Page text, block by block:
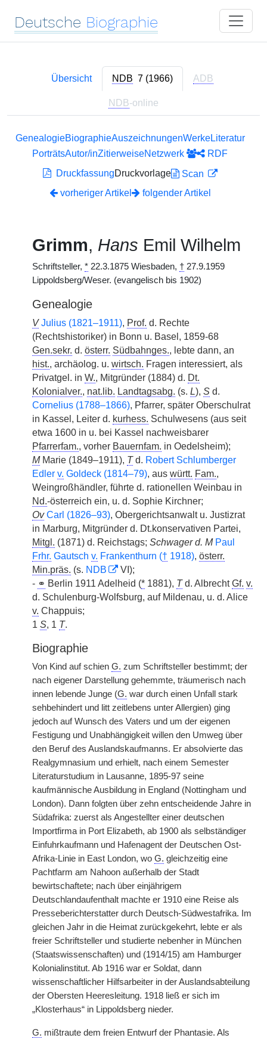
Deutsche Biographie
Übersicht NDB 7 (1966) ADB
NDB-online
GenealogieBiographieAuszeichnungenWerkeLiteratur
PorträtsAutor/inZitierweiseNetzwerk
RDF
DruckfassungDruckvorlage
Scan
vorheriger Artikel
folgender Artikel
Grimm, Hans Emil Wilhelm
Schriftsteller, * 22.3.1875 Wiesbaden, † 27.9.1959
Lippoldsberg/Weser. (evangelisch bis 1902)
Genealogie
V Julius (1821–1911), Prof. d. Rechte
(Rechtshistoriker) in Bonn u. Basel, 1859-68
Gen.sekr. d. österr. Südbahnges., lebte dann, an
hist., archäolog. u. wirtsch. Fragen interessiert, als
Privatgel. in W., Mitgründer (1884) d. Dt.
Kolonialver., nat.lib. Landtagsabg. (s. L), S d.
Cornelius (1788–1866), Pfarrer, später Oberschulrat
in Kassel, Leiter d. kurhess. Schulwesens (aus seit
etwa 1600 in u. bei Kassel nachweisbarer
Pfarrerfam., vorher Bauernfam. in Oedelsheim);
MMarie (1849–1911), Td. Robert Schlumberger
Edler v. Goldeck (1814–79), aus württ. Fam.,
Weingroßhändler, führte d. rationellen Weinbau in
Nd.-österreich ein, u. d. Sophie Kirchner;
Ov Carl (1826–93), Obergerichtsanwalt u. Justizrat
in Marburg, Mitgründer d. Dt.konservativen Partei,
Mitgl. (1871) d. Reichstags; Schwager d. M Paul
Frhr. Gautsch v. Frankenthurn († 1918), österr.
Min.präs. (s. NDB
VI);
- ⚭ Berlin 1911 Adelheid (* 1881), Td. AlbrechtGf. v.
d. Schulenburg-Wolfsburg, auf Mildenau, u. d. Alice
v. Chappuis;
1 S, 1 T.
Biographie
Von Kind auf schien G. zum Schriftsteller bestimmt; der
nach eigener Darstellung gehemmte, träumerisch nach
innen lebende Junge (G. war durch einen Unfall stark
sehbehindert und litt zeitlebens unter Allergien) ging
jedoch auf Wunsch des Vaters und um der eigenen
Festigung und Unabhängigkeit willen den Umweg über
den Beruf des Auslandskaufmanns. Er absolvierte das
Realgymnasium und erhielt, nach einem Semester
Literaturstudium in Lausanne, 1895-97 seine
kaufmännische Ausbildung in England (Nottingham und
London). Dann folgten über zehn entscheidende Jahre in
Südafrika: zuerst als Angestellter einer deutschen
Importfirma in Port Elizabeth, ab 1900 als selbständiger
Einfuhrkaufmann und Hafenagent der Deutschen Ost-
Afrika-Linie in East London, wo G. gleichzeitig eine
Pachtfarm am Nahoon außerhalb der Stadt
bewirtschaftete; nach über einjährigem
Deutschlandaufenthalt machte er 1910 eine Reise als
Presseberichterstatter durch Deutsch-Südwestafrika. Im
gleichen Jahr in die Heimat zurückgekehrt, lebte er als
freier Schriftsteller und studierte nebenher in München
(Staatswissenschaften) und (1914/15) am Hamburger
Kolonialinstitut. Ab 1916 war er Soldat, dann
wissenschaftlicher Hilfsarbeiter in der Auslandsabteilung
der Obersten Heeresleitung. 1918 ließ er sich im
„Klosterhaus“ in Lippoldsberg nieder.
G. mißtraute dem freien Entwurf der Phantasie. Als